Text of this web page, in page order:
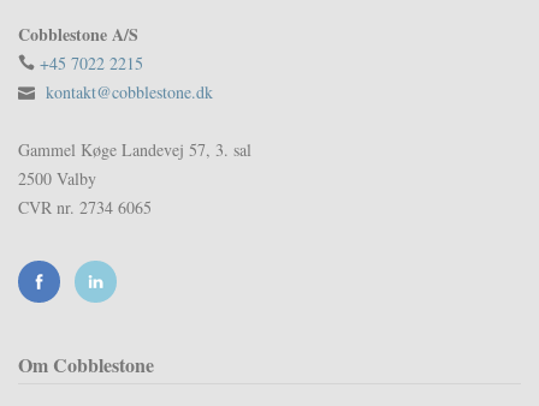
Cobblestone A/S
+45 7022 2215
kontakt@cobblestone.dk
Gammel Køge Landevej 57, 3. sal
2500 Valby
CVR nr. 2734 6065
Om Cobblestone